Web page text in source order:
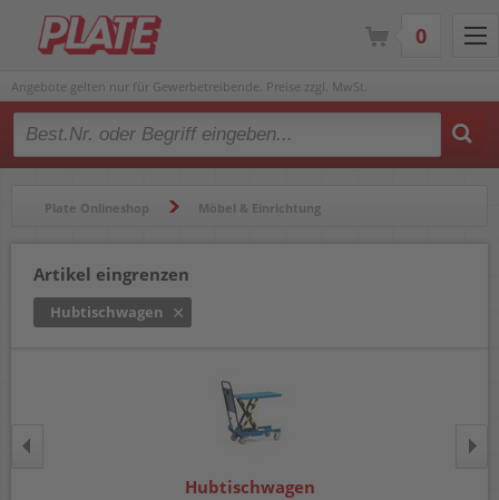
Angebote gelten nur für Gewerbetreibende. Preise zzgl. MwSt.
Type 2 or more characters for results.
Plate Onlineshop Möbel & Einrichtung
Artikel eingrenzen
Hubtischwagen
Hubtischwagen
0